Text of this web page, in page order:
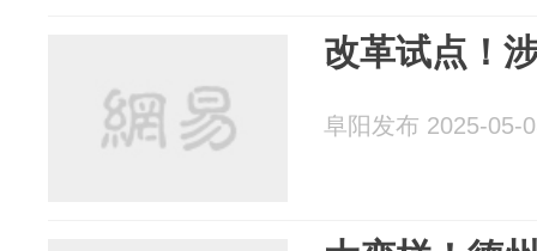
改革试点！
阜阳发布 2025-05-